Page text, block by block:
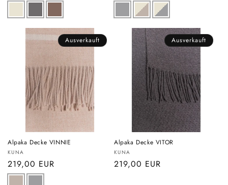
Ausverkauft
Alpaka Decke VINNIE
Anbieter:
KUNA
Normaler
Preis
219,00 EUR
Ausverkauft
Alpaka Decke VITOR
Anbieter:
KUNA
Normaler
219,00 EUR